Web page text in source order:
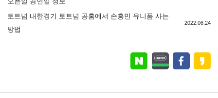
토트넘 내한경기 토트넘 공홈에서 손흥민 유니폼 사는
방법
2022.06.24